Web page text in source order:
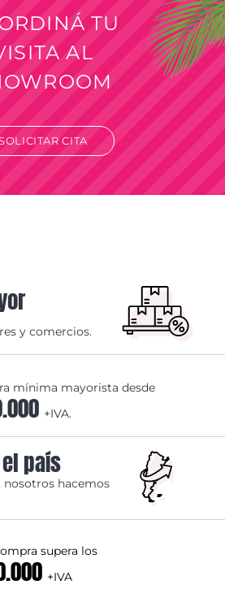
TU
AL
CITA
y comercios.
mínima mayorista desde
+IVA.
país
nosotros hacemos
supera los
+IVA